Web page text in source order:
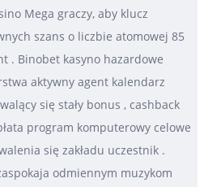
Mega graczy, aby klucz
szans o liczbie atomowej 85
. Binobet kasyno hazardowe
aktywny agent kalendarz
się stały bonus , cashback
program komputerowy celowe
się zakładu uczestnik .
odmiennym muzykom